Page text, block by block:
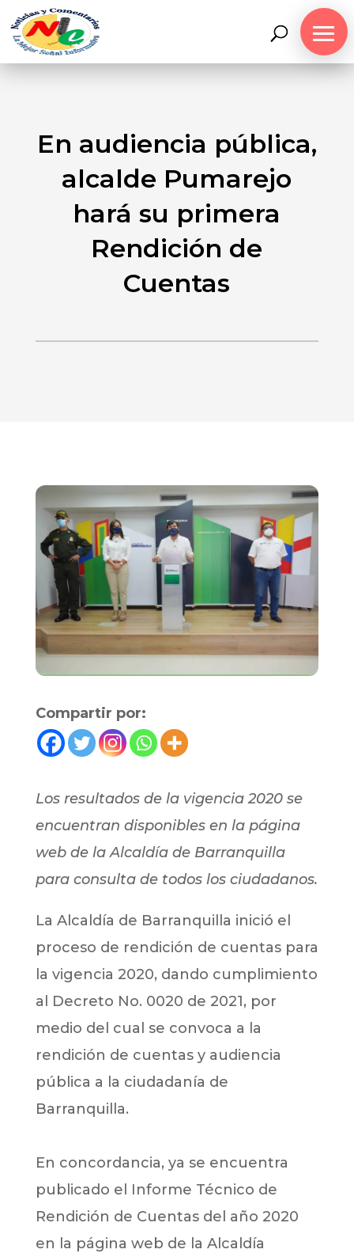
En audiencia pública,
alcalde Pumarejo
hará su primera
Rendición de
Cuentas
Compartir por:
Los resultados de la vigencia 2020 se
encuentran disponibles en la página
web de la Alcaldía de Barranquilla
para consulta de todos los ciudadanos.
La Alcaldía de Barranquilla inició el
proceso de rendición de cuentas para
la vigencia 2020, dando cumplimiento
al Decreto No. 0020 de 2021, por
medio del cual se convoca a la
rendición de cuentas y audiencia
pública a la ciudadanía de
Barranquilla.
En concordancia, ya se encuentra
publicado el Informe Técnico de
Rendición de Cuentas del año 2020
en la página web de la Alcaldía